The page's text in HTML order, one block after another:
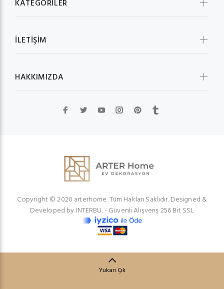
KATEGORİLER
İLETİŞİM
HAKKIMIZDA
Copyright © 2020 arterhome. Tüm Hakları Saklıdır. Designed &
Developed by INTERBU.- Güvenli Alışveriş 256 Bit SSL
Yukarı Çık